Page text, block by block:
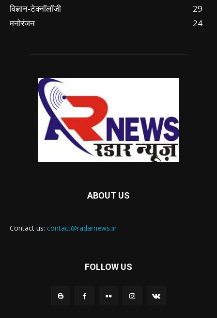
विज्ञान-टेक्नॉलॉजी
29
मनोरंजन
24
ABOUT US
Contact us: contact@radarnews.in
FOLLOW US